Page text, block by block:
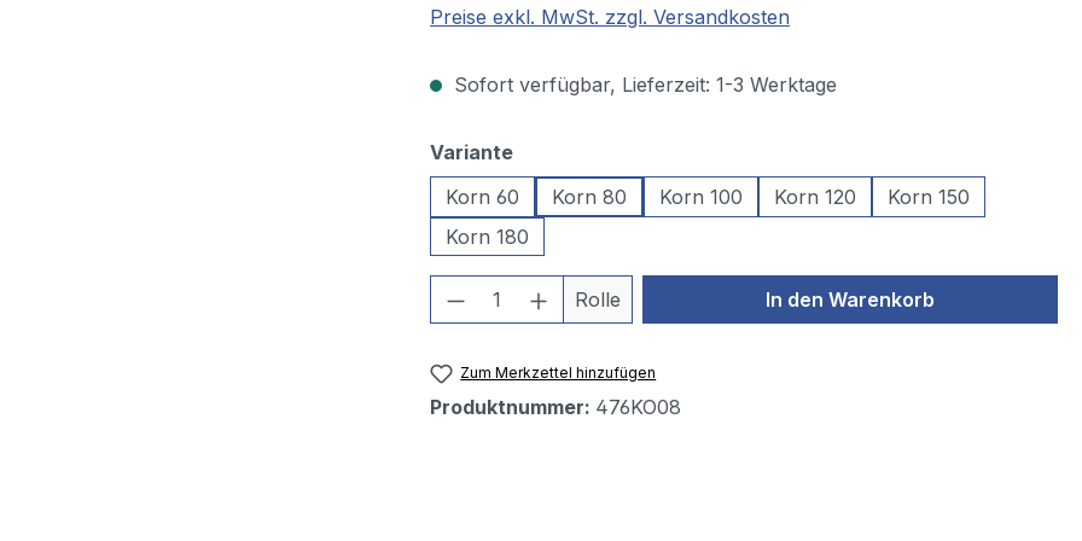
Preise exkl. MwSt. zzgl. Versandkosten
Sofort verfügbar, Lieferzeit: 1-3 Werktage
Varianteauswählen
Korn 60
Korn 80 Korn 100 Korn 120
Korn 150
Korn 180
Produkt Anzahl: Gib den gewünschten Wert
Rolle In den Warenkorb
Zum Merkzettel hinzufügen
Produktnummer: 476KO08